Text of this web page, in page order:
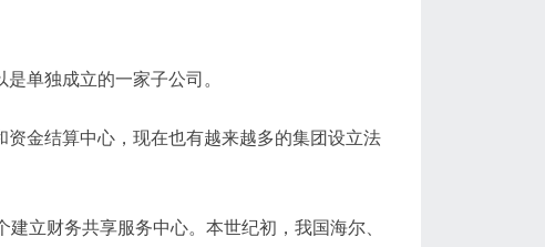
单独成立的一家子公司。
金结算中心，现在也有越来越多的集团设立法
立财务共享服务中心。本世纪初，我国海尔、